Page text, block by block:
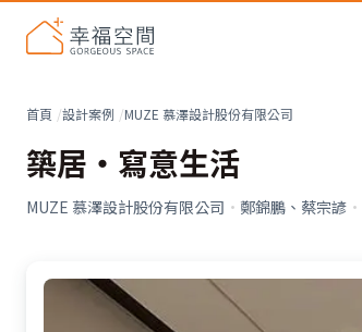
首頁 設計案例 MUZE 慕澤設計股份有限公司
築居‧寫意生活
MUZE 慕澤設計股份有限公司 · 鄭錦鵬、蔡宗諺 ·